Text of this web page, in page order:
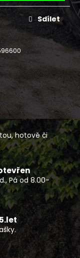
Sdílet
hotově či
Pá od 8.00-